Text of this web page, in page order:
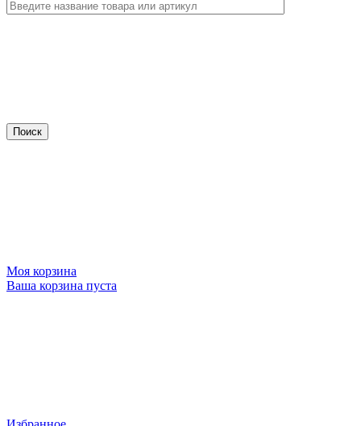
Моя корзина
Ваша корзина пуста